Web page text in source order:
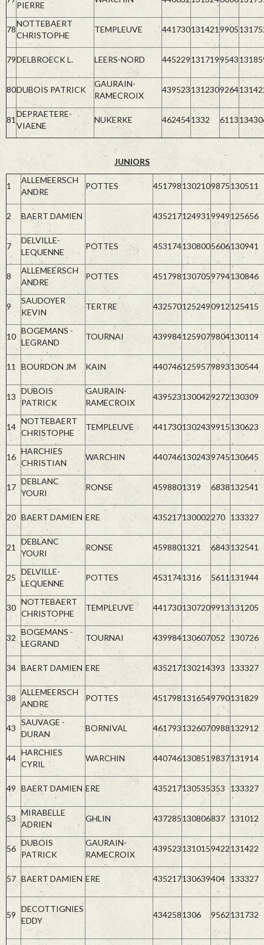
PIERRE
78
NOTTEBAERT
CHRISTOPHE
TEMPLEUVE 4417301314219905
79DELBROECK L. LEERS-NORD 4452291317199543
80DUBOIS PATRICK
GAURAIN-
RAMECROIX
4395231312309264
81
DEPRAETERE-
VIAENE
NUKERKE 4624541332 6113
JUNIORS
1
ALLEMEERSCH
ANDRE
POTTES 4517981302109875130511
2 BAERT DAMIEN 435217124931 9949125656
7
DELVILLE-
LEQUENNE
POTTES 4531741308005606130941
8
ALLEMEERSCH
ANDRE
POTTES 4517981307059794130846
9
SAUDOYER
KEVIN
TERTRE 4325701252490912125415
10
BOGEMANS -
LEGRAND
TOURNAI 4399841259079804130114
11 BOURDON JM KAIN 4407461259579893130544
13
DUBOIS
PATRICK
GAURAIN-
RAMECROIX
4395231300429272130309
14
NOTTEBAERT
CHRISTOPHE
TEMPLEUVE 4417301302439915130623
16
HARCHIES
CHRISTIAN
WARCHIN 4407461302439745130645
17
DEBLANC
YOURI
RONSE 4598801319 6838132541
20 BAERT DAMIEN ERE 435217130002270 133327
21
DEBLANC
YOURI
RONSE 4598801321 6843132541
25
DELVILLE-
LEQUENNE
POTTES 4531741316 5611 131944
30
NOTTEBAERT
CHRISTOPHE
TEMPLEUVE 4417301307209913131205
32
BOGEMANS -
LEGRAND
TOURNAI 439984130607052 130726
34 BAERT DAMIEN ERE 435217130214393 133327
38
ALLEMEERSCH
ANDRE
POTTES 4517981316549790131829
43
SAUVAGE -
DURAN
BORNIVAL 4617931326070988132912
44
HARCHIES
CYRIL
WARCHIN 440746130851 9837131914
49 BAERT DAMIEN ERE 435217130535353 133327
53
MIRABELLE
ADRIEN
GHLIN 437285130806837 131012
56
DUBOIS
PATRICK
GAURAIN-
RAMECROIX
4395231310159422131422
57 BAERT DAMIEN ERE 435217130639404 133327
59
DECOTTIGNIES
EDDY
4342581306 9562131732